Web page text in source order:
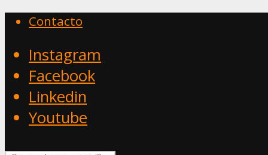
Contacto
Instagram
Facebook
Linkedin
Youtube